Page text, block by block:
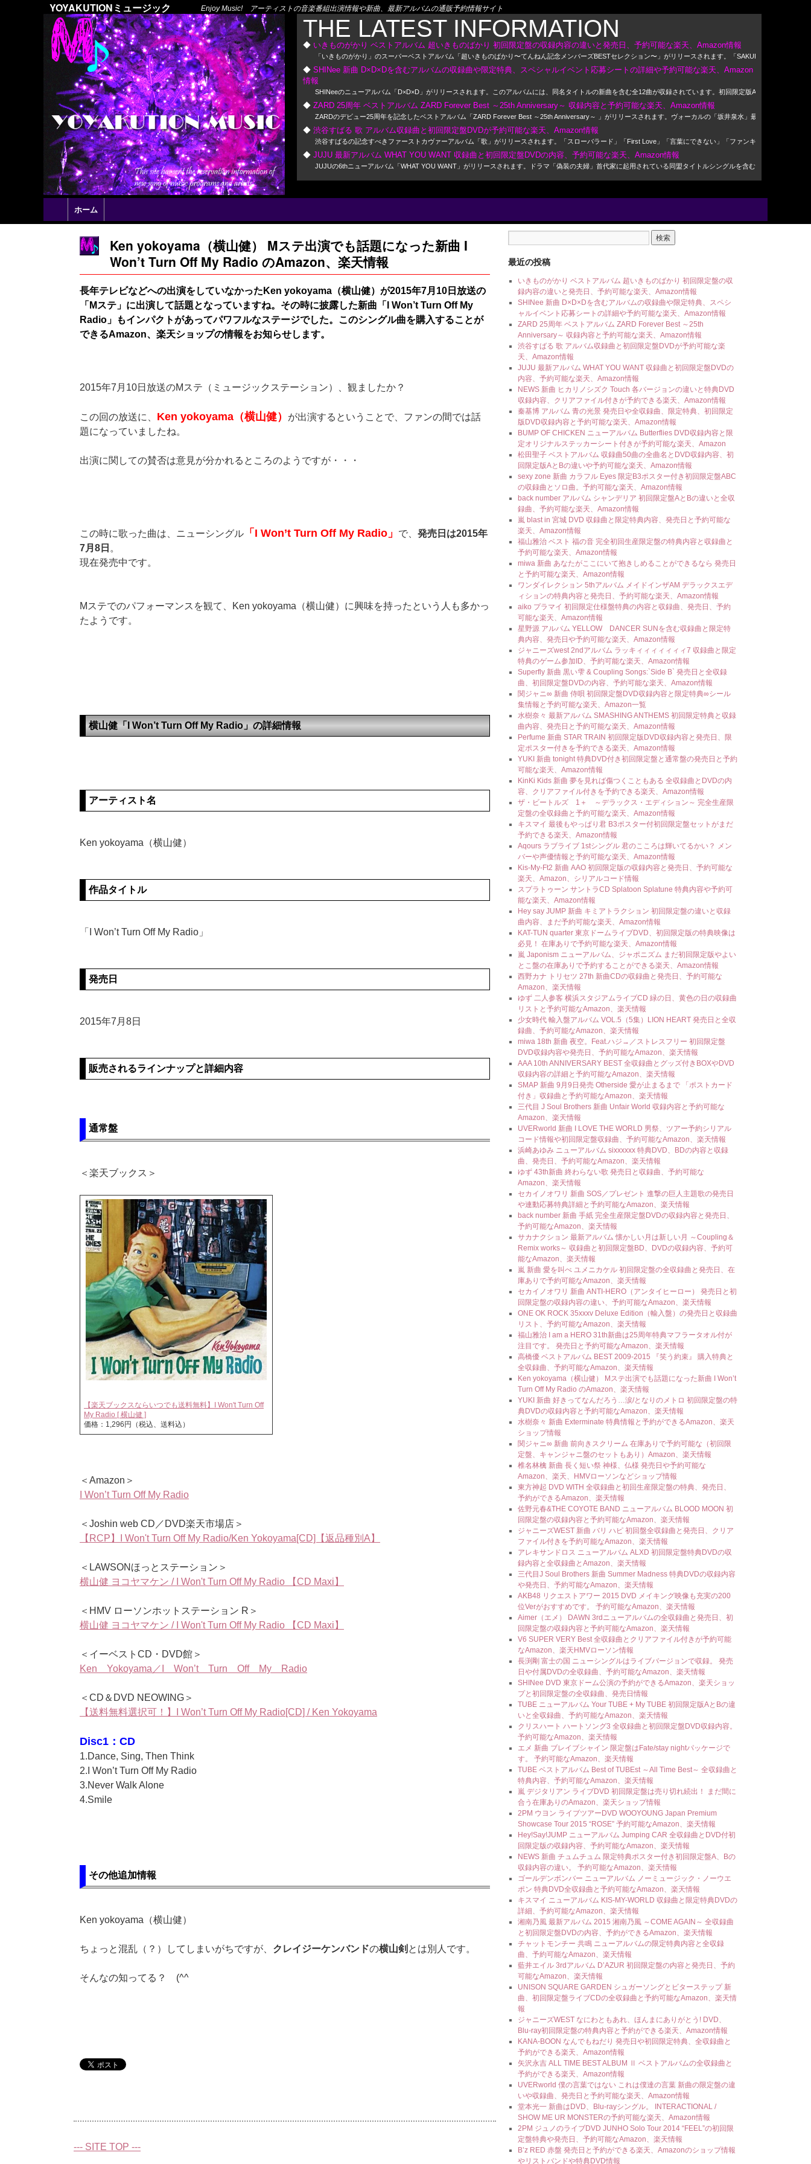
YOYAKUTIONミュージック Enjoy Music! アーティストの音楽番組出演情報や新曲、最新アルバムの通販予約情報サイト
THE LATEST INFORMATION
いきものがかり ベストアルバム 超いきものばかり 初回限定盤の収録内容の違いと発売日、予約可能な楽天、Amazon情報
「いきものがかり」のスーパーベストアルバム「超いきものばかり〜てんねん記念メンバーズBESTセレクション〜」がリリースされます。「SAKURA、ブルーバ
SHINee 新曲 D×D×Dを含むアルバムの収録曲や限定特典、スペシャルイベント応募シートの詳細や予約可能な楽天、Amazon
情報
SHINeeのニューアルバム「D×D×D」がリリースされます。このアルバムには、同名タイトルの新曲を含む全12曲が収録されています。初回限定版Aは特典映像が
ZARD 25周年 ベストアルバム ZARD Forever Best ～25th Anniversary～ 収録内容と予約可能な楽天、Amazon情報
ZARDのデビュー25周年を記念したベストアルバム「ZARD Forever Best ～25th Anniversary～ 」がリリースされます。ヴォーカルの「坂井泉水」最後のレコーデ
渋谷すばる 歌 アルバム収録曲と初回限定盤DVDが予約可能な楽天、Amazon情報
渋谷すばるの記念すべきファーストカヴァーアルバム「歌」がリリースされます。「スローバラード」「First Love」「言葉にできない」「ファンキー・モンキー
JUJU 最新アルバム WHAT YOU WANT 収録曲と初回限定盤DVDの内容、予約可能な楽天、Amazon情報
JUJUの6thニューアルバム「WHAT YOU WANT」がリリースされます。ドラマ「偽装の夫婦」首代家に起用されている同盟タイトルシングルを含む収録曲リスト
ホーム
Ken yokoyama（横山健） Mステ出演でも話題になった新曲 I
Won’t Turn Off My Radio のAmazon、楽天情報
長年テレビなどへの出演をしていなかったKen yokoyama（横山健）が2015年7月10日放送の
「Mステ」に出演して話題となっていますね。その時に披露した新曲「I Won’t Turn Off My
Radio」もインパクトがあってパワフルなステージでした。このシングル曲を購入することが
できるAmazon、楽天ショップの情報をお知らせします。
2015年7月10日放送のMステ（ミュージックステーション）、観ましたか？
この回の放送に、 Ken yokoyama（横山健）
が出演するということで、ファンの間では話
題になっていましたね。
出演に関しての賛否は意見が分かれるところのようですが・・・
この時に歌った曲は、ニューシングル 「I Won’t Turn Off My Radio」 で、 発売日は2015年
7月8日 。
現在発売中です。
Mステでのパフォーマンスを観て、Ken yokoyama（横山健）に興味を持ったという人も多かっ
たようです。
横山健「I Won’t Turn Off My Radio」の詳細情報
アーティスト名
Ken yokoyama（横山健）
作品タイトル
「I Won’t Turn Off My Radio」
発売日
2015年7月8日
販売されるラインナップと詳細内容
通常盤
＜楽天ブックス＞
【楽天ブックスならいつでも送料無料】I Won't Turn Off
My Radio [ 横山健 ]
価格：1,296円（税込、送料込）
＜Amazon＞
I Won’t Turn Off My Radio
＜Joshin web CD／DVD楽天市場店＞
【RCP】I Won't Turn Off My Radio/Ken Yokoyama[CD]【返品種別A】
＜LAWSONほっとステーション＞
横山健 ヨコヤマケン / I Won't Turn Off My Radio 【CD Maxi】
＜HMV ローソンホットステーション R＞
横山健 ヨコヤマケン / I Won't Turn Off My Radio 【CD Maxi】
＜イーベストCD・DVD館＞
Ken Yokoyama／I Won’t Turn Off My Radio
＜CD＆DVD NEOWING＞
【送料無料選択可！】I Won’t Turn Off My Radio[CD] / Ken Yokoyama
Disc1：CD
1.Dance, Sing, Then Think
2.I Won’t Turn Off My Radio
3.Never Walk Alone
4.Smile
その他追加情報
Ken yokoyama（横山健）
ちょっと混乱（？）してしまいがちですが、 クレイジーケンバンドの横山剣 とは別人です。
そんなの知ってる？ (^^ゞ
--- SITE TOP ---
最近の投稿
いきものがかり ベストアルバム 超いきものばかり 初回限定盤の収
録内容の違いと発売日、予約可能な楽天、Amazon情報
SHINee 新曲 D×D×Dを含むアルバムの収録曲や限定特典、スペシ
ャルイベント応募シートの詳細や予約可能な楽天、Amazon情報
ZARD 25周年 ベストアルバム ZARD Forever Best ～25th
Anniversary～ 収録内容と予約可能な楽天、Amazon情報
渋谷すばる 歌 アルバム収録曲と初回限定盤DVDが予約可能な楽
天、Amazon情報
JUJU 最新アルバム WHAT YOU WANT 収録曲と初回限定盤DVDの
内容、予約可能な楽天、Amazon情報
NEWS 新曲 ヒカリノシズク Touch 各バージョンの違いと特典DVD
収録内容、クリアファイル付きが予約できる楽天、Amazon情報
秦基博 アルバム 青の光景 発売日や全収録曲、限定特典、初回限定
版DVD収録内容と予約可能な楽天、Amazon情報
BUMP OF CHICKEN ニューアルバム Butterflies DVD収録内容と限
定オリジナルステッカーシート付きが予約可能な楽天、Amazon
松田聖子 ベストアルバム 収録曲50曲の全曲名とDVD収録内容、初
回限定版AとBの違いや予約可能な楽天、Amazon情報
sexy zone 新曲 カラフル Eyes 限定B3ポスター付き初回限定盤ABC
の収録曲とソロ曲。予約可能な楽天、Amazon情報
back number アルバム シャンデリア 初回限定盤AとBの違いと全収
録曲、予約可能な楽天、Amazon情報
嵐 blast in 宮城 DVD 収録曲と限定特典内容、発売日と予約可能な
楽天、Amazon情報
福山雅治 ベスト 福の音 完全初回生産限定盤の特典内容と収録曲と
予約可能な楽天、Amazon情報
miwa 新曲 あなたがここにいて抱きしめることができるなら 発売日
と予約可能な楽天、Amazon情報
ワンダイレクション 5thアルバム メイドインザAM デラックスエデ
ィションの特典内容と発売日、予約可能な楽天、Amazon情報
aiko プラマイ 初回限定仕様盤特典の内容と収録曲、発売日、予約
可能な楽天、Amazon情報
星野源 アルバム YELLOW DANCER SUNを含む収録曲と限定特
典内容、発売日や予約可能な楽天、Amazon情報
ジャニーズwest 2ndアルバム ラッキィィィィィィィ7 収録曲と限定
特典のゲーム参加ID、予約可能な楽天、Amazon情報
Superfly 新曲 黒い雫 & Coupling Songs:`Side B` 発売日と全収録
曲、初回限定盤DVDの内容、予約可能な楽天、Amazon情報
関ジャニ∞ 新曲 侍唄 初回限定盤DVD収録内容と限定特典∞シール
集情報と予約可能な楽天、Amazon一覧
水樹奈々 最新アルバム SMASHING ANTHEMS 初回限定特典と収録
曲内容、発売日と予約可能な楽天、Amazon情報
Perfume 新曲 STAR TRAIN 初回限定版DVD収録内容と発売日、限
定ポスター付きを予約できる楽天、Amazon情報
YUKI 新曲 tonight 特典DVD付き初回限定盤と通常盤の発売日と予約
可能な楽天、Amazon情報
KinKi Kids 新曲 夢を見れば傷つくこともある 全収録曲とDVDの内
容、クリアファイル付きを予約できる楽天、Amazon情報
ザ・ビートルズ 1＋ ～デラックス・エディション～ 完全生産限
定盤の全収録曲と予約可能な楽天、Amazon情報
キスマイ 最後もやっぱり君 B3ポスター付初回限定盤セットがまだ
予約できる楽天、Amazon情報
Aqours ラブライブ 1stシングル 君のこころは輝いてるかい？ メン
バーや声優情報と予約可能な楽天、Amazon情報
Kis-My-Ft2 新曲 AAO 初回限定版の収録内容と発売日、予約可能な
楽天、Amazon、シリアルコード情報
スプラトゥーン サントラCD Splatoon Splatune 特典内容や予約可
能な楽天、Amazon情報
Hey say JUMP 新曲 キミアトラクション 初回限定盤の違いと収録
曲内容、まだ予約可能な楽天、Amazon情報
KAT-TUN quarter 東京ドームライブDVD、初回限定版の特典映像は
必見！ 在庫ありで予約可能な楽天、Amazon情報
嵐 Japonism ニューアルバム、ジャポニズム まだ初回限定版やよい
とこ盤の在庫ありで予約することができる楽天、Amazon情報
西野カナ トリセツ 27th 新曲CDの収録曲と発売日、予約可能な
Amazon、楽天情報
ゆず 二人参客 横浜スタジアムライブCD 緑の日、黄色の日の収録曲
リストと予約可能なAmazon、楽天情報
少女時代 輸入盤アルバム VOL.5（5集）LION HEART 発売日と全収
録曲、予約可能なAmazon、楽天情報
miwa 18th 新曲 夜空。Feat.ハジ→／ストレスフリー 初回限定盤
DVD収録内容や発売日、予約可能なAmazon、楽天情報
AAA 10th ANNIVERSARY BEST 全収録曲とグッズ付きBOXやDVD
収録内容の詳細と予約可能なAmazon、楽天情報
SMAP 新曲 9月9日発売 Otherside 愛が止まるまで 「ポストカード
付き」収録曲と予約可能なAmazon、楽天情報
三代目 J Soul Brothers 新曲 Unfair World 収録内容と予約可能な
Amazon、楽天情報
UVERworld 新曲 I LOVE THE WORLD 男祭、ツアー予約シリアル
コード情報や初回限定盤収録曲、予約可能なAmazon、楽天情報
浜崎あゆみ ニューアルバム sixxxxxx 特典DVD、BDの内容と収録
曲、発売日、予約可能なAmazon、楽天情報
ゆず 43th新曲 終わらない歌 発売日と収録曲、予約可能な
Amazon、楽天情報
セカイノオワリ 新曲 SOS／プレゼント 進撃の巨人主題歌の発売日
や連動応募特典詳細と予約可能なAmazon、楽天情報
back number 新曲 手紙 完全生産限定盤DVDの収録内容と発売日、
予約可能なAmazon、楽天情報
サカナクション 最新アルバム 懐かしい月は新しい月 ～Coupling＆
Remix works～ 収録曲と初回限定盤BD、DVDの収録内容、予約可
能なAmazon、楽天情報
嵐 新曲 愛を叫べ ユメニカケル 初回限定盤の全収録曲と発売日、在
庫ありで予約可能なAmazon、楽天情報
セカイノオワリ 新曲 ANTI-HERO（アンタイヒーロー） 発売日と初
回限定盤の収録内容の違い、予約可能なAmazon、楽天情報
ONE OK ROCK 35xxxv Deluxe Edition（輸入盤）の発売日と収録曲
リスト、予約可能なAmazon、楽天情報
福山雅治 I am a HERO 31th新曲は25周年特典マフラータオル付が
注目です。 発売日と予約可能なAmazon、楽天情報
高橋優 ベストアルバム BEST 2009-2015 『笑う約束』 購入特典と
全収録曲、予約可能なAmazon、楽天情報
Ken yokoyama（横山健） Mステ出演でも話題になった新曲 I Won’t
Turn Off My Radio のAmazon、楽天情報
YUKI 新曲 好きってなんだろう…涙/となりのメトロ 初回限定盤の特
典DVDの収録内容と予約可能なAmazon、楽天情報
水樹奈々 新曲 Exterminate 特典情報と予約ができるAmazon、楽天
ショップ情報
関ジャニ∞ 新曲 前向きスクリーム 在庫ありで予約可能な（初回限
定盤、キャンジャニ盤のセットもあり）Amazon、楽天情報
椎名林檎 新曲 長く短い祭 神様、仏様 発売日や予約可能な
Amazon、楽天、HMVローソンなどショップ情報
東方神起 DVD WITH 全収録曲と初回生産限定盤の特典、発売日、
予約ができるAmazon、楽天情報
佐野元春&THE COYOTE BAND ニューアルバム BLOOD MOON 初
回限定盤の収録内容と予約可能なAmazon、楽天情報
ジャニーズWEST 新曲 バリ ハピ 初回盤全収録曲と発売日、クリア
ファイル付きを予約可能なAmazon、楽天情報
アレキサンドロス ニューアルバム ALXD 初回限定盤特典DVDの収
録内容と全収録曲とAmazon、楽天情報
三代目J Soul Brothers 新曲 Summer Madness 特典DVDの収録内容
や発売日、予約可能なAmazon、楽天情報
AKB48 リクエストアワー 2015 DVD メイキング映像も充実の200
位Verがおすすめです。 予約可能なAmazon、楽天情報
Aimer（エメ） DAWN 3rdニューアルバムの全収録曲と発売日、初
回限定盤の収録内容と予約可能なAmazon、楽天情報
V6 SUPER VERY Best 全収録曲とクリアファイル付きが予約可能
なAmazon、楽天HMVローソン情報
長渕剛 富士の国 ニューシングルはライブバージョンで収録。 発売
日や付属DVDの全収録曲、予約可能なAmazon、楽天情報
SHINee DVD 東京ドーム公演の予約ができるAmazon、楽天ショッ
プと初回限定盤の全収録曲、発売日情報
TUBE ニューアルバム Your TUBE + My TUBE 初回限定版AとBの違
いと全収録曲、予約可能なAmazon、楽天情報
クリスハート ハートソング3 全収録曲と初回限定盤DVD収録内容。
予約可能なAmazon、楽天情報
エメ 新曲 ブレイブシャイン 限定盤はFate/stay nightパッケージで
す。 予約可能なAmazon、楽天情報
TUBE ベストアルバム Best of TUBEst ～All Time Best～ 全収録曲と
特典内容、予約可能なAmazon、楽天情報
嵐 デジタリアン ライブDVD 初回限定盤は売り切れ続出！ まだ間に
合う在庫ありのAmazon、楽天ショップ情報
2PM ウヨン ライブツアーDVD WOOYOUNG Japan Premium
Showcase Tour 2015 “ROSE” 予約可能なAmazon、楽天情報
Hey!Say!JUMP ニューアルバム Jumping CAR 全収録曲とDVD付初
回限定版の収録内容、予約可能なAmazon、楽天情報
NEWS 新曲 チュムチュム 限定特典ポスター付き初回限定盤A、Bの
収録内容の違い。 予約可能なAmazon、楽天情報
ゴールデンボンバー ニューアルバム ノーミュージック・ノーウエ
ポン 特典DVD全収録曲と予約可能なAmazon、楽天情報
キスマイ ニューアルバム KIS-MY-WORLD 収録曲と限定特典DVDの
詳細、予約可能なAmazon、楽天情報
湘南乃風 最新アルバム 2015 湘南乃風 ～COME AGAIN～ 全収録曲
と初回限定盤DVDの内容、予約ができるAmazon、楽天情報
チャットモンチー 共鳴 ニューアルバムの限定特典内容と全収録
曲、予約可能なAmazon、楽天情報
藍井エイル 3rdアルバム D’AZUR 初回限定盤の内容と発売日、予約
可能なAmazon、楽天情報
UNISON SQUARE GARDEN シュガーソングとビターステップ 新
曲、初回限定盤ライブCDの全収録曲と予約可能なAmazon、楽天情
報
ジャニーズWEST なにわともあれ、ほんまにありがとう! DVD、
Blu-ray初回限定盤の特典内容と予約ができる楽天、Amazon情報
KANA-BOON なんでもねだり 発売日や初回限定特典、全収録曲と
予約ができる楽天、Amazon情報
矢沢永吉 ALL TIME BEST ALBUM Ⅱ ベストアルバムの全収録曲と
予約ができる楽天、Amazon情報
UVERworld 僕の言葉ではない これは僕達の言葉 新曲の限定盤の違
いや収録曲、発売日と予約可能な楽天、Amazon情報
堂本光一 新曲はDVD、Blu-rayシングル。 INTERACTIONAL /
SHOW ME UR MONSTERの予約可能な楽天、Amazon情報
2PM ジュノのライブDVD JUNHO Solo Tour 2014 “FEEL”の初回限
定盤特典や発売日、予約可能なAmazon、楽天情報
B’z RED 赤盤 発売日と予約ができる楽天、Amazonのショップ情報
やリストバンドや特典DVD情報